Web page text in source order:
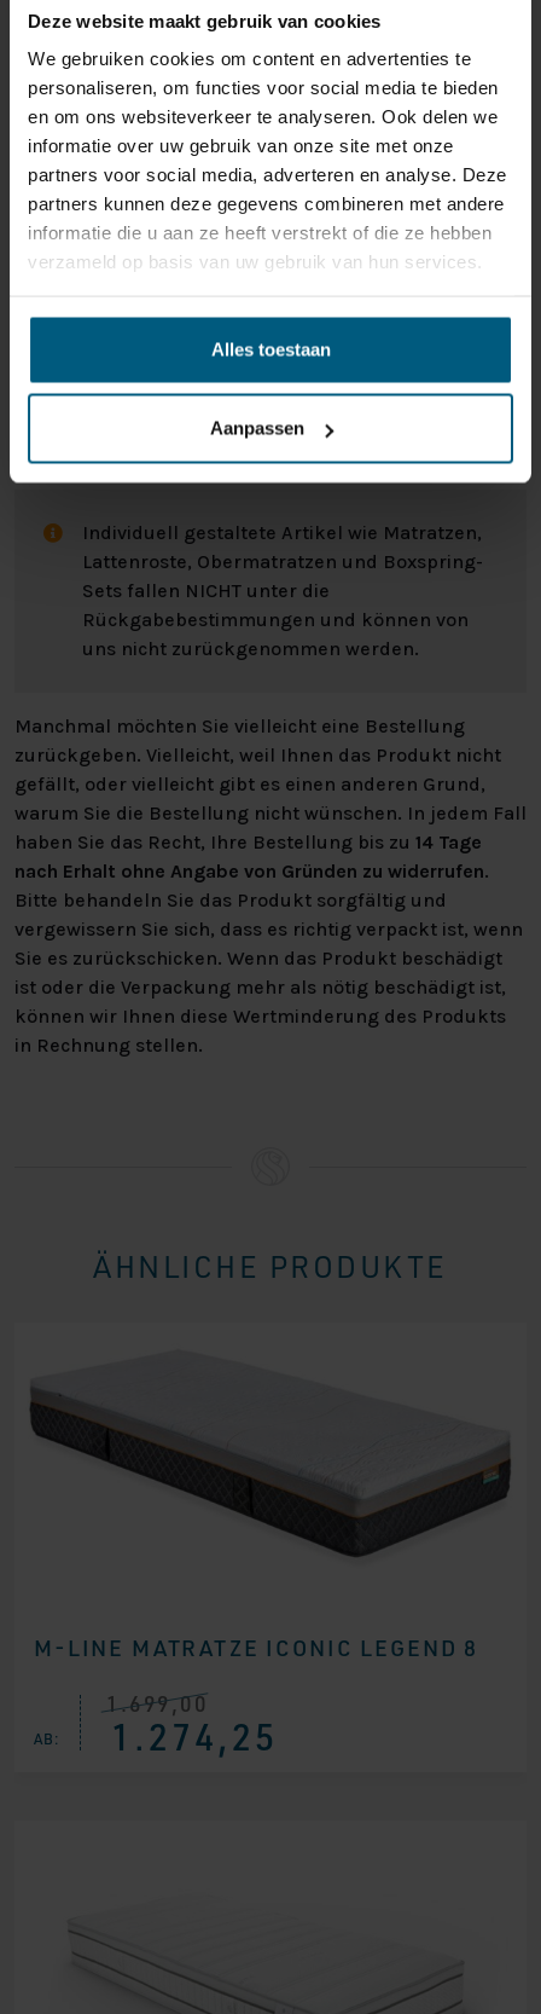
Deze website maakt gebruik van cookies
We gebruiken cookies om content en advertenties te
personaliseren, om functies voor social media te bieden
en om ons websiteverkeer te analyseren. Ook delen we
informatie over uw gebruik van onze site met onze
partners voor social media, adverteren en analyse. Deze
partners kunnen deze gegevens combineren met andere
informatie die u aan ze heeft verstrekt of die ze hebben
verzameld op basis van uw gebruik van hun services.
Alles toestaan
Aanpassen
Drehen Sie die Matratze einmal im Monat. Ein kleiner
Aufwand, aber er sorgt dafür, dass die Matratze so
lange wie möglich frisch bleibt!
Die perfekte Matratze finden Sie natürlich bei
Nederlands Slaapcentrum. Möchten Sie unser
Sortiment mit eigenen Augen sehen, brauchen Sie eine
persönliche Beratung oder haben Sie sonstige Fragen?
Dann sind Sie jederzeit in einer unserer Filialen
In der Übersicht auf der rechten Seite finden Sie alle
Kontakt mit uns auf, wenn Sie Fragen haben oder eine
Beratung wünschen, oder kommen Sie in einem unserer
Geschäfte vorbei!
ONS RETOURBELEID
Individuell gestaltete Artikel wie Matratzen,
Lattenroste, Obermatratzen und Boxspring-
Sets fallen NICHT unter die
Rückgabebestimmungen und können von
uns nicht zurückgenommen werden.
Manchmal möchten Sie vielleicht eine Bestellung
zurückgeben. Vielleicht, weil Ihnen das Produkt nicht
gefällt, oder vielleicht gibt es einen anderen Grund,
warum Sie die Bestellung nicht wünschen. In jedem Fall
haben Sie das Recht, Ihre Bestellung bis zu 14 Tage
nach Erhalt ohne Angabe von Gründen zu widerrufen.
Bitte behandeln Sie das Produkt sorgfältig und
vergewissern Sie sich, dass es richtig verpackt ist, wenn
Sie es zurückschicken. Wenn das Produkt beschädigt
ist oder die Verpackung mehr als nötig beschädigt ist,
können wir Ihnen diese Wertminderung des Produkts
in Rechnung stellen.
ÄHNLICHE PRODUKTE
M-LINE MATRATZE ICONIC LEGEND 8
AB:
1.699,00
Ursprünglicher
Preis
war:1.274,25
Aktueller
Preis
ist: